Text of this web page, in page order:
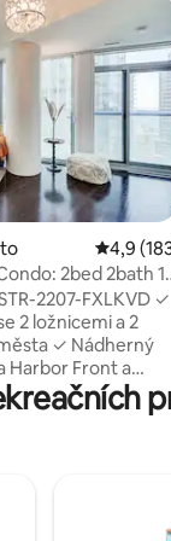
hodnocení
4,9
2bed 2bath 1
2207-FXLKVD ✓
2 ložnicemi a 2
✓ Nádherný
Harbor Front a
parkování,
Wi-Fi a Smart
a finanční